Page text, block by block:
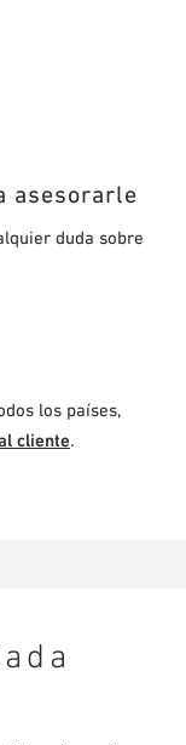
asesorarle
duda sobre
los países,
cliente.